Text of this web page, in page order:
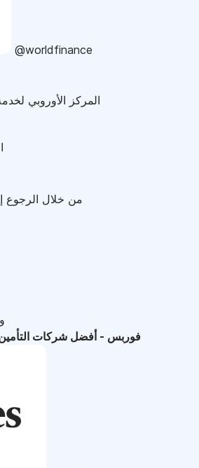
@worldfinance
المركز الأوروبي
من خلال الرجوع
فوربس - أفضل شركات التأمين